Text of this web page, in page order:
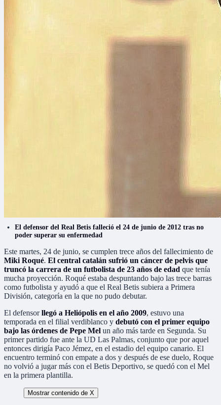
El defensor del Real Betis falleció el 24 de junio de 2012 tras no
poder superar su enfermedad
Este martes, 24 de junio, se cumplen trece años del fallecimiento de
Miki Roqué. El central catalán sufrió un cáncer de pelvis que
truncó la carrera de un futbolista de 23 años de edad que tenía
mucha proyección. Roqué estaba despuntando bajo las trece barras
como futbolista y ayudó a que el Real Betis subiera a Primera
División, categoría en la que no pudo debutar.
El defensorllegó a Heliópolis en el año 2009, estuvo una
temporada en el filial verdiblanco y debutó con el primer equipo
bajo las órdenes de Pepe Mel un año más tarde en Segunda. Su
primer partido fue ante la UD Las Palmas, conjunto que por aquel
entonces dirigía Paco Jémez, en el estadio del equipo canario. El
encuentro terminó con empate a dos y después de ese duelo, Roque
no volvió a jugar más con el Betis Deportivo, se quedó con el Mel
en la primera plantilla.
Mostrar contenido de X